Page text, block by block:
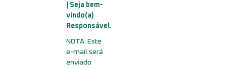
| Seja bem-
vindo(a)
Responsável.
NOTA: Este
e-mail será
enviado
Cache Manager
Permite gerenciar o cache de sites diretamente
pelo cPanel ou via plugin no WordPress.